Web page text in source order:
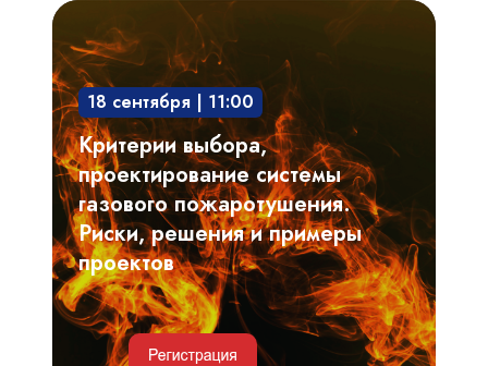
Критерии
выбора,
проектирование
системы
газового
пожаротушения.
Риски,
решения
и
примеры
проектов
18 сентября | 11:00
Критерии выбора,
проектирование системы
газового пожаротушения.
Риски, решения и примеры
проектов